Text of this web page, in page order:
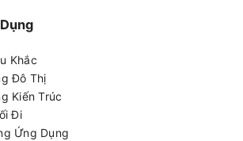
Khắc
Đô Thị
Kiến Trúc
Đi
Ứng Dụng